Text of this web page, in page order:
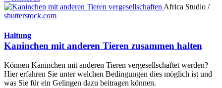
Africa Studio /
shutterstock.com
Haltung
Kaninchen mit anderen Tieren zusammen halten
Können Kaninchen mit anderen Tieren vergesellschaftet werden?
Hier erfahren Sie unter welchen Bedingungen dies möglich ist und
was Sie für ein Gelingen dazu beitragen können.